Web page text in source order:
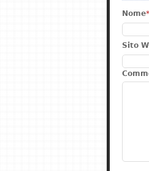
Nome*
Sito